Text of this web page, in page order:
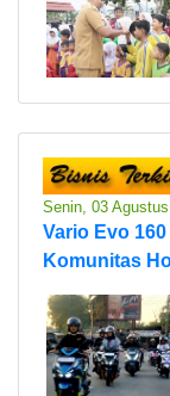
Senin, 03
Vario Evo
Komunitas